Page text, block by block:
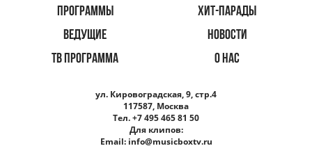
ПРОГРАММЫ
ХИТ-ПАРАДЫ
ВЕДУЩИЕ
НОВОСТИ
ТВ ПРОГРАММА
О НАС
ул. Кировоградская, 9, стр.4
117587, Москва
Тел. +7 495 465 81 50
Для клипов:
Email: info@musicboxtv.ru